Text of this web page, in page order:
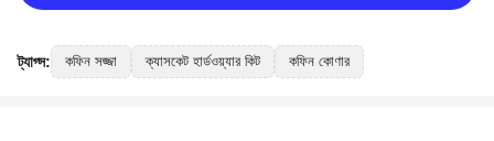
ট্যাগ্স: কফিন সজ্জা ক্যাসকেট হার্ডওয়্যার কিট কফিন কোণার